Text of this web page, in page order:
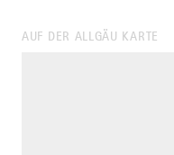
AUF DER ALLGÄU KARTE